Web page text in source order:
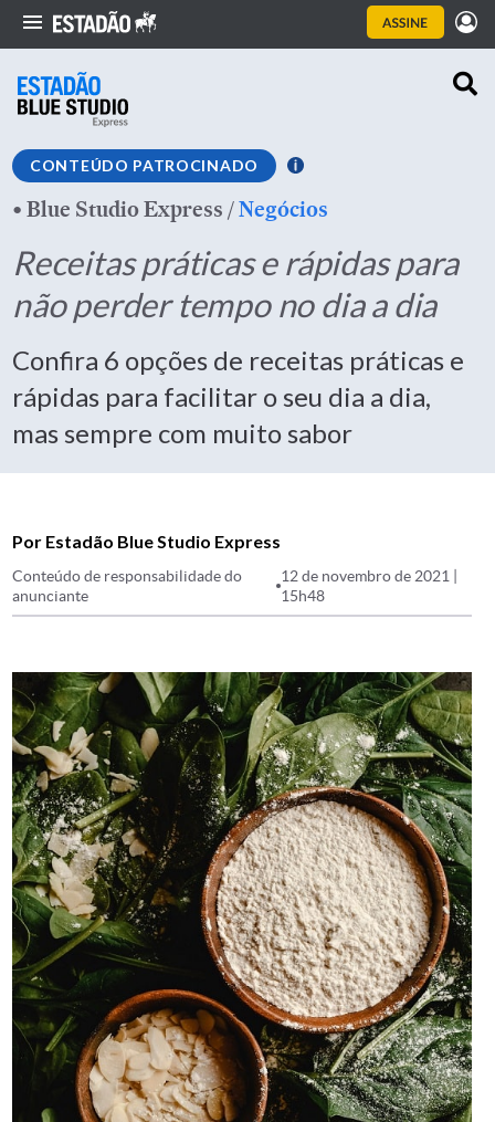
CONTEÚDO PATROCINADO
•Blue Studio Express/Negócios
Receitas práticas e rápidas para
não perder tempo no dia a dia
Confira 6 opções de receitas práticas e
rápidas para facilitar o seu dia a dia,
mas sempre com muito sabor
Por Estadão Blue Studio Express
Conteúdo de responsabilidade do
anunciante
12 de novembro de 2021 |
15h48